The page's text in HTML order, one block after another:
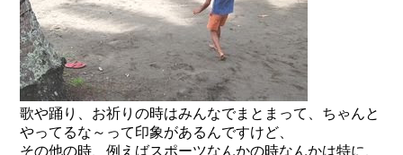
歌や踊り、お祈りの時はみんなでまとまって、ちゃんと
やってるな～って印象があるんですけど、
その他の時、例えばスポーツなんかの時なんかは特に、